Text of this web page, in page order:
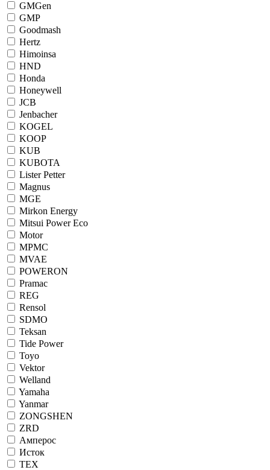
GMGen
GMP
Goodmash
Hertz
Himoinsa
HND
Honda
Honeywell
JCB
Jenbacher
KOGEL
KOOP
KUB
KUBOTA
Lister Petter
Magnus
MGE
Mirkon Energy
Mitsui Power Eco
Motor
MPMC
MVAE
POWERON
Pramac
REG
Rensol
SDMO
Teksan
Tide Power
Toyo
Vektor
Welland
Yamaha
Yanmar
ZONGSHEN
ZRD
Амперос
Исток
ТЕХ